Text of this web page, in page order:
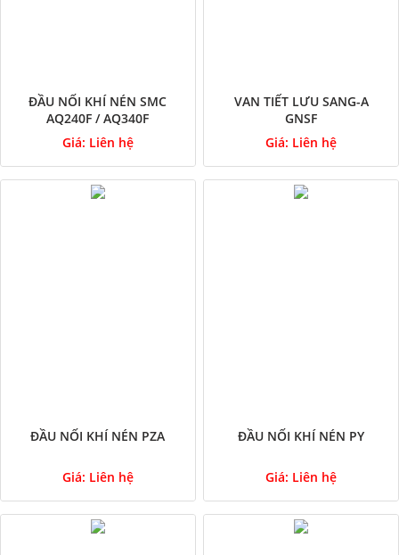
ĐẦU NỐI KHÍ NÉN SMC
AQ240F / AQ340F
Giá: Liên hệ
VAN TIẾT LƯU SANG-A
GNSF
Giá: Liên hệ
ĐẦU NỐI KHÍ NÉN PZA
Giá: Liên hệ
ĐẦU NỐI KHÍ NÉN PY
Giá: Liên hệ